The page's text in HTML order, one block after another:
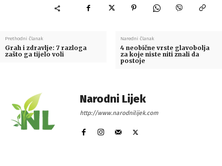
Prethodni članak
Grah i zdravlje: 7 razloga
zašto ga tijelo voli
Naredni članak
4 neobične vrste glavobolja
za koje niste niti znali da
postoje
Narodni Lijek
http://www.narodnilijek.com